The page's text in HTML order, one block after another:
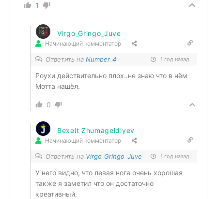
1
Virgo_Gringo_Juve
Начинающий комментатор
Ответить на Number_4 1 год назад
Роухи действительно плох..не знаю что в нём
Мотта нашёл.
0
Bexeit Zhumageldiyev
Начинающий комментатор
Ответить на Virgo_Gringo_Juve 1 год назад
У него видно, что левая нога очень хорошая
также я заметил что он достаточно
креативный.